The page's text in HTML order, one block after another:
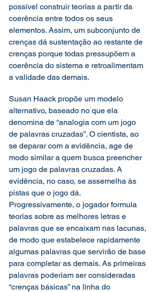
possível construir teorias a partir da
coerência entre todos os seus
elementos. Assim, um subconjunto de
crenças dá sustentação ao restante de
crenças porque todas pressupõem a
coerência do sistema e retroalimentam
a validade das demais.
Susan Haack propõe um modelo
alternativo, baseado no que ela
denomina de “analogia com um jogo
de palavras cruzadas”. O cientista, ao
se deparar com a evidência, age de
modo similar a quem busca preencher
um jogo de palavras cruzadas. A
evidência, no caso, se assemelha às
pistas que o jogo dá.
Progressivamente, o jogador formula
teorias sobre as melhores letras e
palavras que se encaixam nas lacunas,
de modo que estabelece rapidamente
algumas palavras que servirão de base
para completar as demais. As primeiras
palavras poderiam ser consideradas
“crenças básicas” na linha do